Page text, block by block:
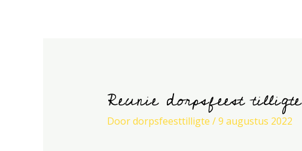
Reunie dorpsfeest tilligte
Doordorpsfeesttilligte /9 augustus 2022